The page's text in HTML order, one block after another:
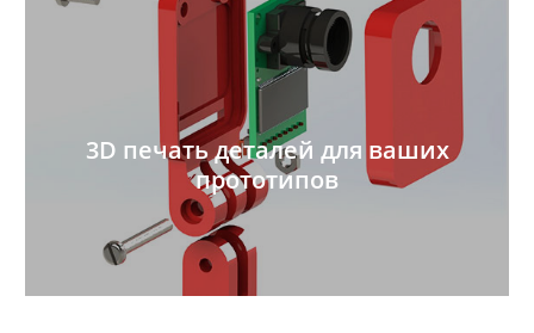
3D печать деталей для ваших
прототипов